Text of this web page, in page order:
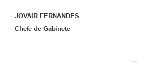
JOVAIR FERNANDES
Chefe de Gabinete